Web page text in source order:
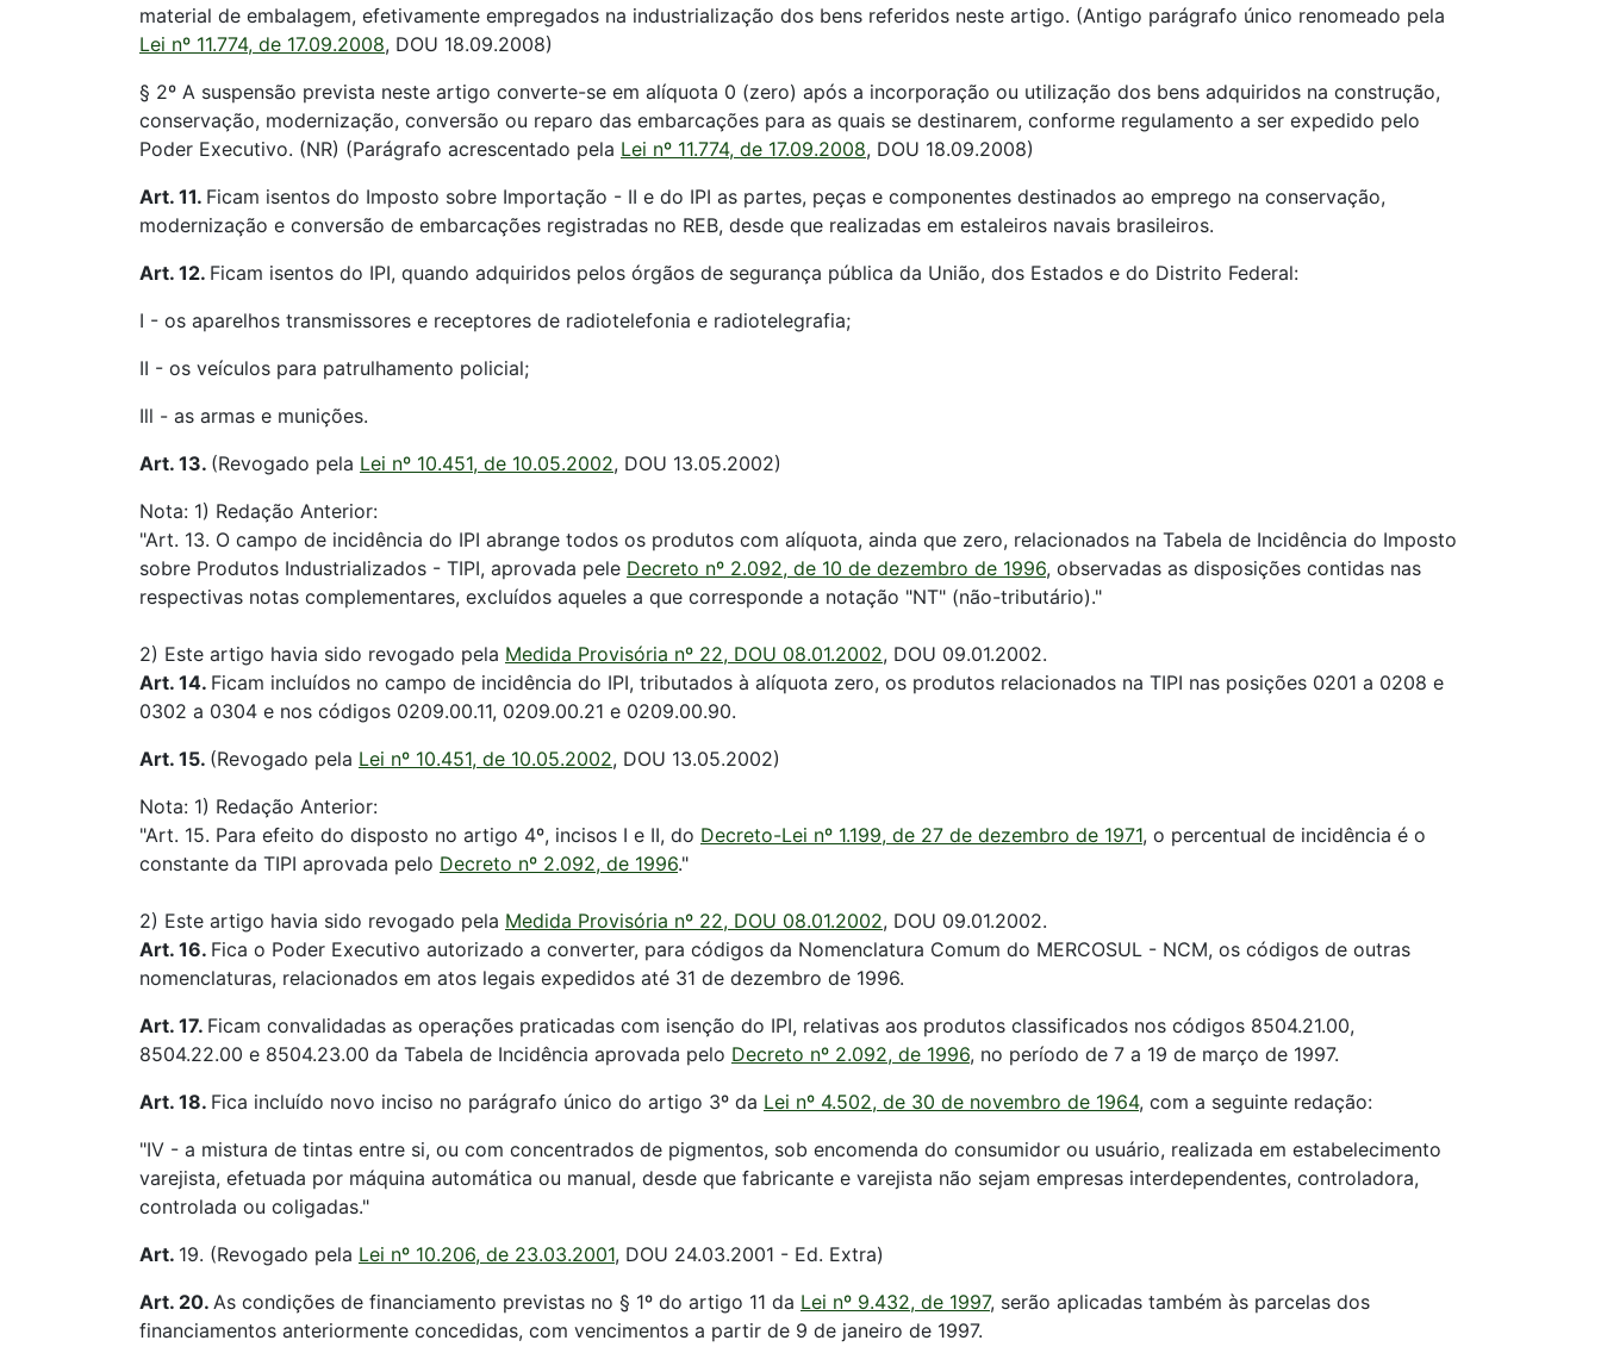
material de embalagem, efetivamente empregados na industrialização dos bens referidos neste artigo. (Antigo parágrafo único renomeado pela
Lei nº 11.774, de 17.09.2008, DOU 18.09.2008)
§ 2º A suspensão prevista neste artigo converte-se em alíquota 0 (zero) após a incorporação ou utilização dos bens adquiridos na construção,
conservação, modernização, conversão ou reparo das embarcações para as quais se destinarem, conforme regulamento a ser expedido pelo
Poder Executivo. (NR) (Parágrafo acrescentado pela Lei nº 11.774, de 17.09.2008, DOU 18.09.2008)
Art. 11. Ficam isentos do Imposto sobre Importação - II e do IPI as partes, peças e componentes destinados ao emprego na conservação,
modernização e conversão de embarcações registradas no REB, desde que realizadas em estaleiros navais brasileiros.
Art. 12. Ficam isentos do IPI, quando adquiridos pelos órgãos de segurança pública da União, dos Estados e do Distrito Federal:
I - os aparelhos transmissores e receptores de radiotelefonia e radiotelegrafia;
II - os veículos para patrulhamento policial;
Ill - as armas e munições.
Art. 13. (Revogado pela Lei nº 10.451, de 10.05.2002, DOU 13.05.2002)
Nota: 1) Redação Anterior:
"Art. 13. O campo de incidência do IPI abrange todos os produtos com alíquota, ainda que zero, relacionados na Tabela de Incidência do Imposto
sobre Produtos Industrializados - TIPI, aprovada pele Decreto nº 2.092, de 10 de dezembro de 1996, observadas as disposições contidas nas
respectivas notas complementares, excluídos aqueles a que corresponde a notação "NT" (não-tributário)."
2) Este artigo havia sido revogado pela Medida Provisória nº 22, DOU 08.01.2002, DOU 09.01.2002.
Art. 14. Ficam incluídos no campo de incidência do IPI, tributados à alíquota zero, os produtos relacionados na TIPI nas posições 0201 a 0208 e
0302 a 0304 e nos códigos 0209.00.11, 0209.00.21 e 0209.00.90.
Art. 15. (Revogado pela Lei nº 10.451, de 10.05.2002, DOU 13.05.2002)
Nota: 1) Redação Anterior:
"Art. 15. Para efeito do disposto no artigo 4º, incisos I e II, do Decreto-Lei nº 1.199, de 27 de dezembro de 1971, o percentual de incidência é o
constante da TIPI aprovada pelo Decreto nº 2.092, de 1996."
2) Este artigo havia sido revogado pela Medida Provisória nº 22, DOU 08.01.2002, DOU 09.01.2002.
Art. 16. Fica o Poder Executivo autorizado a converter, para códigos da Nomenclatura Comum do MERCOSUL - NCM, os códigos de outras
nomenclaturas, relacionados em atos legais expedidos até 31 de dezembro de 1996.
Art. 17. Ficam convalidadas as operações praticadas com isenção do IPI, relativas aos produtos classificados nos códigos 8504.21.00,
8504.22.00 e 8504.23.00 da Tabela de Incidência aprovada pelo Decreto nº 2.092, de 1996, no período de 7 a 19 de março de 1997.
Art. 18. Fica incluído novo inciso no parágrafo único do artigo 3º da Lei nº 4.502, de 30 de novembro de 1964, com a seguinte redação:
"IV - a mistura de tintas entre si, ou com concentrados de pigmentos, sob encomenda do consumidor ou usuário, realizada em estabelecimento
varejista, efetuada por máquina automática ou manual, desde que fabricante e varejista não sejam empresas interdependentes, controladora,
controlada ou coligadas."
Art. 19. (Revogado pela Lei nº 10.206, de 23.03.2001, DOU 24.03.2001 - Ed. Extra)
Art. 20. As condições de financiamento previstas no § 1º do artigo 11 da Lei nº 9.432, de 1997, serão aplicadas também às parcelas dos
financiamentos anteriormente concedidas, com vencimentos a partir de 9 de janeiro de 1997.